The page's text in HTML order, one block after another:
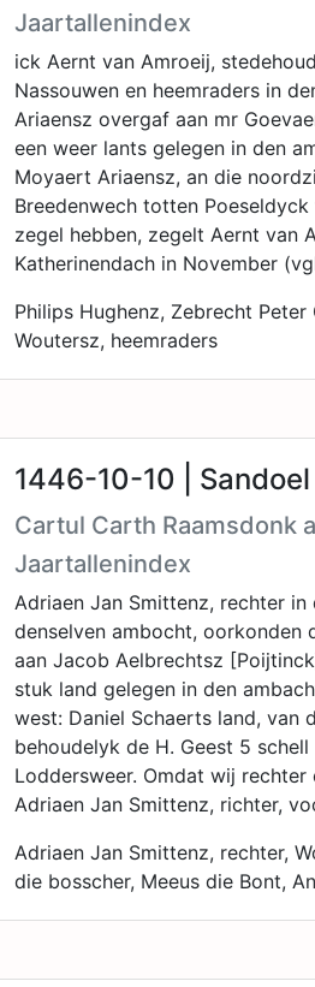
Jaartallenindex
ick Aernt van Amroeij,
Nassouwen en heemraders in
Ariaensz overgaf aan mr
een weer lants gelegen in den
Moyaert Ariaensz, an die
Breedenwech totten
zegel hebben, zegelt Aernt van
Katherinendach in November
Philips Hughenz, Zebrecht
Woutersz, heemraders
1446-10-10 | Sandoel
Cartul Carth Raamsdonk
Jaartallenindex
Adriaen Jan Smittenz, rechter in
denselven ambocht, oorkonden
aan Jacob Aelbrechtsz
stuk land gelegen in den
west: Daniel Schaerts land, van
behoudelyk de H. Geest 5
Loddersweer. Omdat wij
Adriaen Jan Smittenz, richter,
Adriaen Jan Smittenz, rechter,
die bosscher, Meeus die Bont,